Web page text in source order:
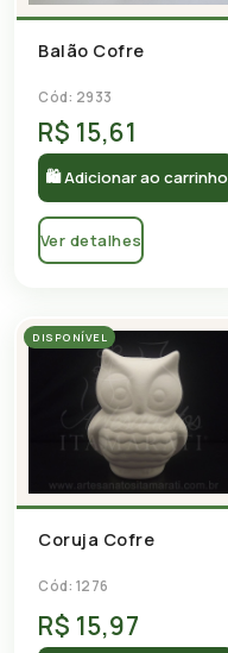
Balão Cofre
Cód: 2933
R$ 15,61
🛍 Adicionar ao carrinho
Ver detalhes
DISPONÍVEL
Coruja Cofre
Cód: 1276
R$ 15,97